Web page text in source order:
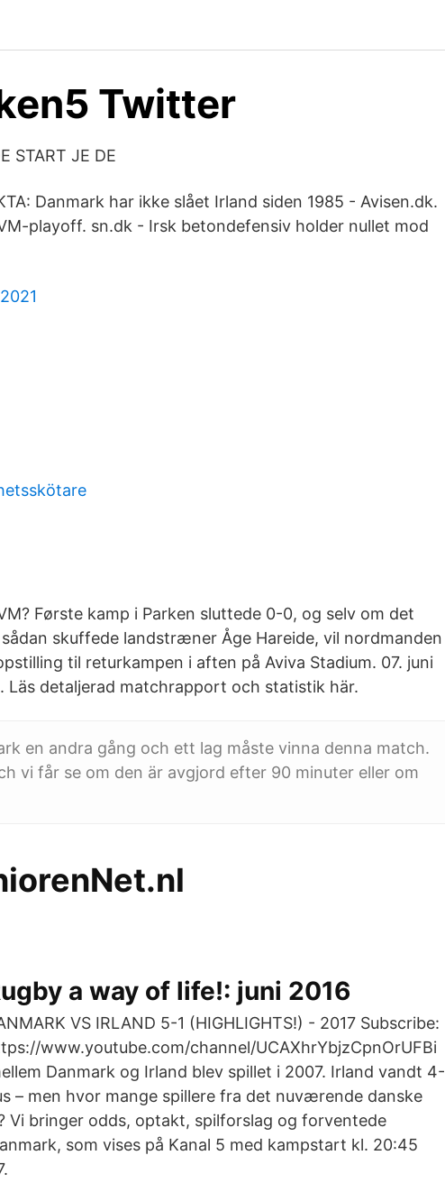
Twitter
START JE DE
Danmark har ikke slået Irland siden 1985 - Avisen.dk.
playoff. sn.dk - Irsk betondefensiv holder nullet mod
Første kamp i Parken sluttede 0-0, og selv om det
skuffede landstræner Åge Hareide, vil nordmanden
til returkampen i aften på Aviva Stadium. 07. juni
Läs detaljerad matchrapport och statistik här.
en andra gång och ett lag måste vinna denna match.
vi får se om den är avgjord efter 90 minuter eller om
a way of life!: juni 2016
VS IRLAND 5-1 (HIGHLIGHTS!) - 2017 Subscribe:
www.youtube.com/channel/UCAXhrYbjzCpnOrUFBi
Danmark og Irland blev spillet i 2007. Irland vandt 4-
– men hvor mange spillere fra det nuværende danske
Vi bringer odds, optakt, spilforslag og forventede
som vises på Kanal 5 med kampstart kl. 20:45